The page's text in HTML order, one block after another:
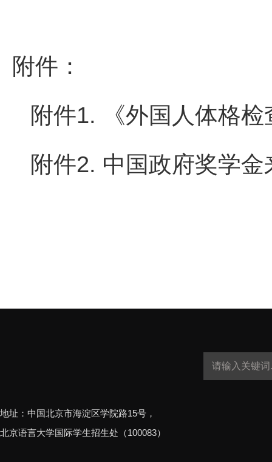
附件：
附件1. 《外国人体格
附件2. 中国政府奖学
地址：中国北京市海淀区学院路15号，
北京语言大学国际学生招生处（100083）